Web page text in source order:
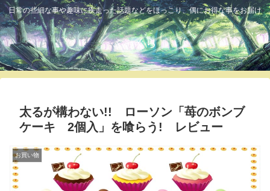
日常の些細な事や趣味に疾走った話題などをほっこり、偶にお得な事をお届け
ふっくら
太るが構わない!! ローソン「苺のボンブ
ケーキ 2個入」を喰らう! レビュー
お買い物